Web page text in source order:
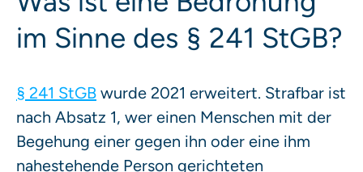
im Sinne des § 241 StGB?
§ 241 StGB wurde 2021 erweitert. Strafbar ist
nach Absatz 1, wer einen Menschen mit der
Begehung einer gegen ihn oder eine ihm
nahestehende Person gerichteten